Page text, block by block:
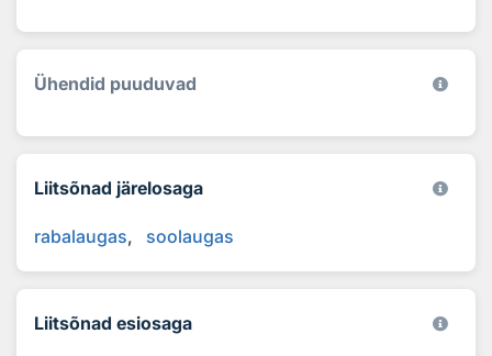
Ühendid puuduvad
Liitsõnad järelosaga
rabalaugas soolaugas
Liitsõnad esiosaga